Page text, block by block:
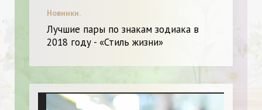
Новинки.
Лучшие пары по знакам зодиака в
2018 году - «Стиль жизни»